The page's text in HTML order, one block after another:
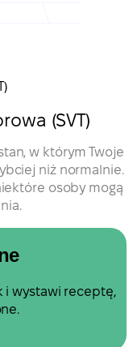
(SVT)
w którym Twoje
niż normalnie.
osoby mogą
i wystawi receptę,